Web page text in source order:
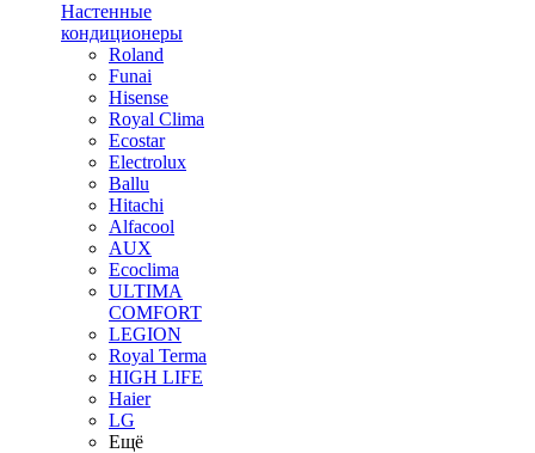
Настенные
кондиционеры
Roland
Funai
Hisense
Royal Clima
Ecostar
Electrolux
Ballu
Hitachi
Alfacool
AUX
Ecoclima
ULTIMA
COMFORT
LEGION
Royal Terma
HIGH LIFE
Haier
LG
Ещё